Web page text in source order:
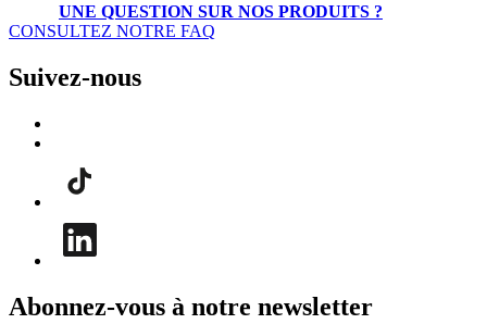
UNE QUESTION SUR NOS PRODUITS ?
CONSULTEZ NOTRE FAQ
Suivez-nous
Abonnez-vous à notre newsletter